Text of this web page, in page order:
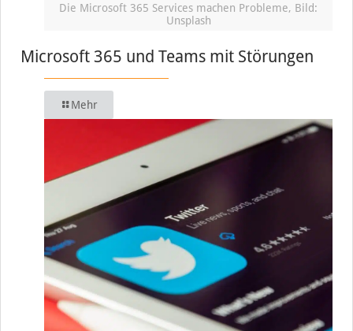
Die Microsoft 365 Services machen Probleme, Bild:
Unsplash
Microsoft 365 und Teams mit Störungen
Mehr